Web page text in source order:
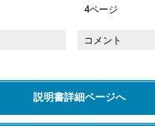
4ページ
コメント
説明書詳細ページへ